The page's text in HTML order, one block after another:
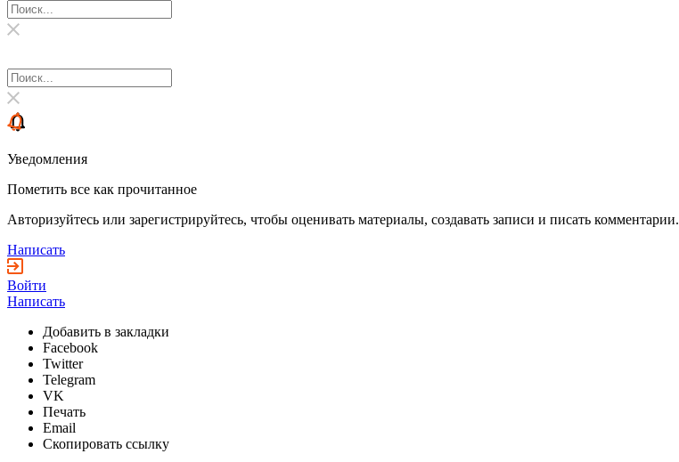
Уведомления
Пометить все как прочитанное
Авторизуйтесь или зарегистрируйтесь, чтобы оценивать материалы, создавать записи и писать комментарии.
Написать
Войти
Написать
Добавить в закладки
Facebook
Twitter
Telegram
VK
Печать
Email
Скопировать ссылку